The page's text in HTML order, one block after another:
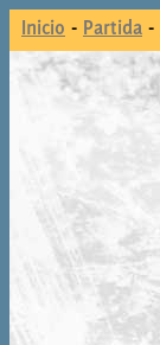
Inicio - Partida -